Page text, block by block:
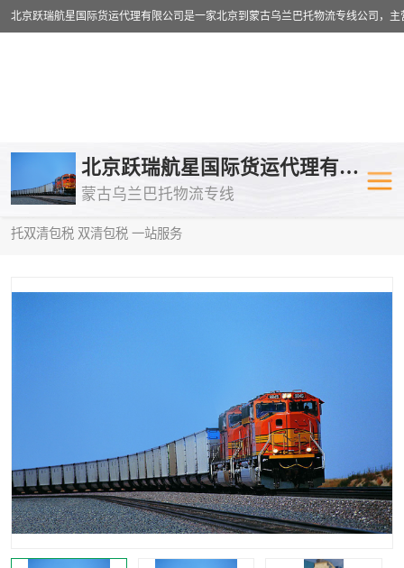
北京跃瑞航星国际货运代理有限公司
蒙古乌兰巴托物流专线
托双清包税 双清包税 一站服务
乌兰巴托物流专线 乌兰巴托铁
乌兰巴托公路运输
中欧班列
蒙古乌兰巴托双清包税 蒙古乌兰巴